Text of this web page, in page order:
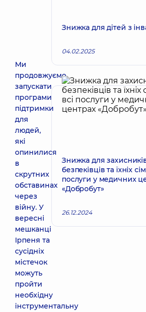
Ми
продовжуємо
запускати
програми
підтримки
для
людей,
які
опинилися
в
скрутних
обставинах
через
війну. У
вересні
мешканці
Ірпеня та
сусідніх
містечок
можуть
пройти
необхідну
інструментальну
Знижка для дітей з
04.02.2025
Знижка для
безпеківців та їхніх
послуги у медичних
«Добробут»
26.12.2024